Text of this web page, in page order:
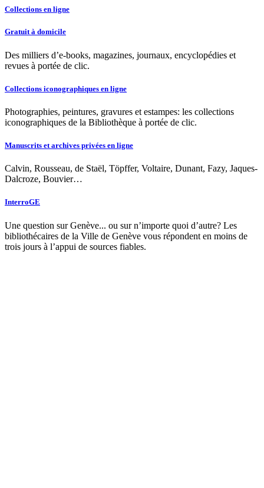
Collections en ligne
Gratuit à domicile
Des milliers d’e-books, magazines, journaux, encyclopédies et
revues à portée de clic.
Collections iconographiques en ligne
Photographies, peintures, gravures et estampes: les collections
iconographiques de la Bibliothèque à portée de clic.
Manuscrits et archives privées en ligne
Calvin, Rousseau, de Staël, Töpffer, Voltaire, Dunant, Fazy, Jaques-
Dalcroze, Bouvier…
InterroGE
Une question sur Genève... ou sur n’importe quoi d’autre? Les
bibliothécaires de la Ville de Genève vous répondent en moins de
trois jours à l’appui de sources fiables.